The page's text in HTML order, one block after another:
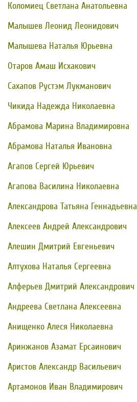
Коломиец Светлана Анатольевна
Малышев Леонид Леонидович
Малышева Наталья Юрьевна
Отаров Амаш Исхакович
Сахапов Рустэм Лукманович
Чикида Надежда Николаевна
Абрамова Марина Владимировна
Абрамова Наталья Ивановна
Агапов Сергей Юрьевич
Агапова Василина Николаевна
Александрова Татьяна Геннадьевна
Алексеев Андрей Александрович
Алешин Дмитрий Евгеньевич
Алтухова Наталья Сергеевна
Алферьев Дмитрий Александрович
Андреева Светлана Алексеевна
Анищенко Алеся Николаевна
Аринжанов Азамат Ерсаинович
Аристов Александр Васильевич
Артамонов Иван Владимирович